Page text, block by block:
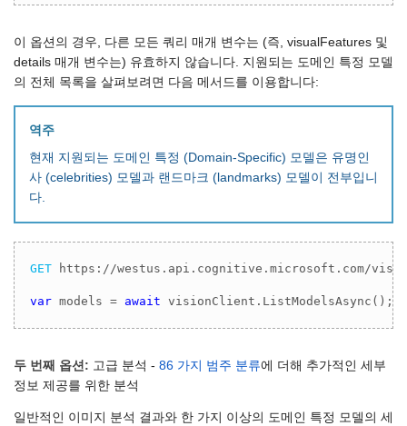
이 옵션의 경우, 다른 모든 쿼리 매개 변수는 (즉, visualFeatures 및
details 매개 변수는) 유효하지 않습니다. 지원되는 도메인 특정 모델
의 전체 목록을 살펴보려면 다음 메서드를 이용합니다:
역주
현재 지원되는 도메인 특정 (Domain-Specific) 모델은 유명인
사 (celebrities) 모델과 랜드마크 (landmarks) 모델이 전부입니
다.
GET https://westus.api.cognitive.microsoft.com/
var models = await visionClient.ListModelsAsync();
두 번째 옵션: 고급 분석 - 86 가지 범주 분류에 더해 추가적인 세부
정보 제공를 위한 분석
일반적인 이미지 분석 결과와 한 가지 이상의 도메인 특정 모델의 세